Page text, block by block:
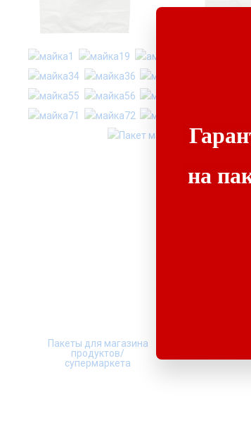
Пакеты для магазина
продуктов/
супермаркета
на